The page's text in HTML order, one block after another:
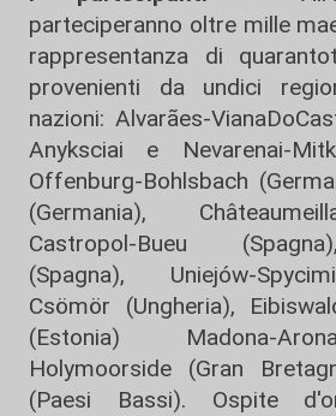
parteciperanno oltre mille
rappresentanza di
provenienti da undici
nazioni: Alvarães-
Anyksciai e Nevarenai-
Offenburg-Bohlsbach
(Germania),
Castropol-Bueu
(Spagna), Uniejów-
Csömör (Ungheria),
(Estonia) Madona-
Holymoorside (Gran
(Paesi Bassi). Ospite